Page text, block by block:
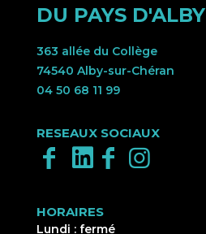
DU PAYS D'ALBY
363 allée du Collège
74540 Alby-sur-Chéran
04 50 68 11 99
RESEAUX SOCIAUX
HORAIRES
Lundi : fermé